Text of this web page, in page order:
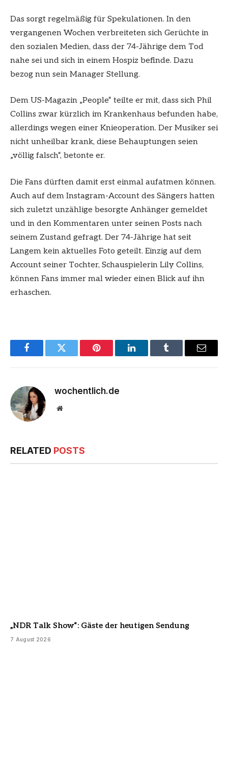
Das sorgt regelmäßig für Spekulationen. In den
vergangenen Wochen verbreiteten sich Gerüchte in
den sozialen Medien, dass der 74-Jährige dem Tod
nahe sei und sich in einem Hospiz befinde. Dazu
bezog nun sein Manager Stellung.
Dem US-Magazin „People“ teilte er mit, dass sich Phil
Collins zwar kürzlich im Krankenhaus befunden habe,
allerdings wegen einer Knieoperation. Der Musiker sei
nicht unheilbar krank, diese Behauptungen seien
„völlig falsch“, betonte er.
Die Fans dürften damit erst einmal aufatmen können.
Auch auf dem Instagram-Account des Sängers hatten
sich zuletzt unzählige besorgte Anhänger gemeldet
und in den Kommentaren unter seinen Posts nach
seinem Zustand gefragt. Der 74-Jährige hat seit
Langem kein aktuelles Foto geteilt. Einzig auf dem
Account seiner Tochter, Schauspielerin Lily Collins,
können Fans immer mal wieder einen Blick auf ihn
erhaschen.
FacebookTwitter Pinterest LinkedInTumblr Email
wochentlich.de
Website
RELATED POSTS
„NDR Talk Show“: Gäste der heutigen Sendung
7 August 2026